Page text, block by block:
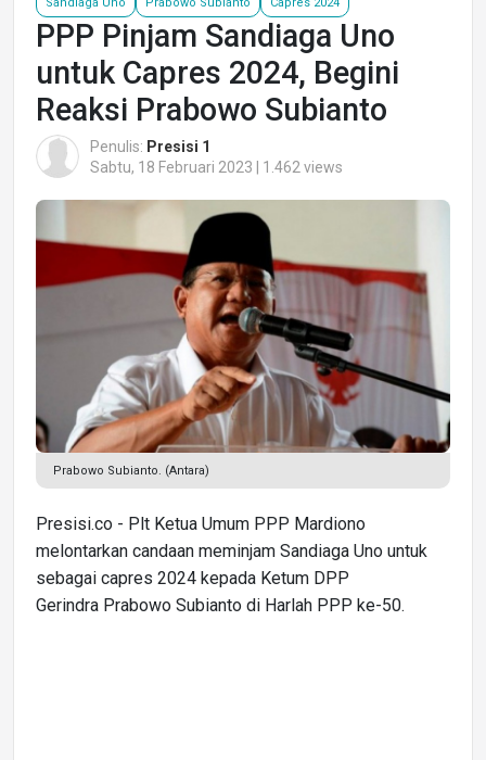
PPP Pinjam Sandiaga Uno
untuk Capres 2024, Begini
Reaksi Prabowo Subianto
Penulis: Presisi 1
Sabtu, 18 Februari 2023 | 1.462 views
Prabowo Subianto. (Antara)
Presisi.co - Plt Ketua Umum PPP Mardiono
melontarkan candaan meminjam Sandiaga Uno untuk
sebagai capres 2024 kepada Ketum DPP
Gerindra Prabowo Subianto di Harlah PPP ke-50.